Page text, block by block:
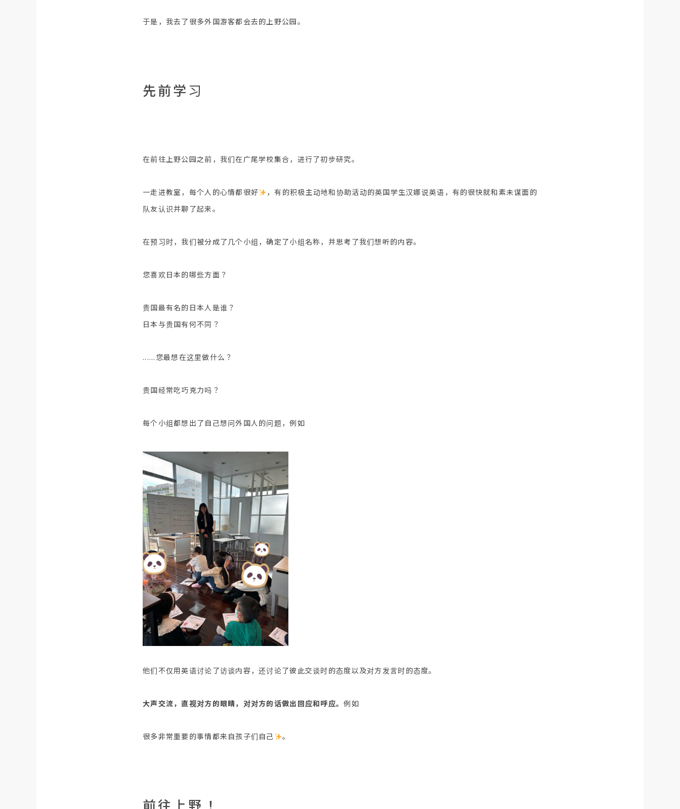
于是，我去了很多外国游客都会去的上野公园。
先前学习
在前往上野公园之前，我们在广尾学校集合，进行了初步研究。
一走进教室，每个人的心情都很好
，有的积极主动地和协助活动的英国学生汉娜说英语，有的很快就和素未谋面的
队友认识并聊了起来。
在预习时，我们被分成了几个小组，确定了小组名称，并思考了我们想听的内容。
您喜欢日本的哪些方面？
贵国最有名的日本人是谁？
日本与贵国有何不同？
......您最想在这里做什么？
贵国经常吃巧克力吗？
每个小组都想出了自己想问外国人的问题，例如
他们不仅用英语讨论了访谈内容，还讨论了彼此交谈时的态度以及对方发言时的态度。
大声交流，直视对方的眼睛，对对方的话做出回应和呼应。例如
很多非常重要的事情都来自孩子们自己 。
前往上野！